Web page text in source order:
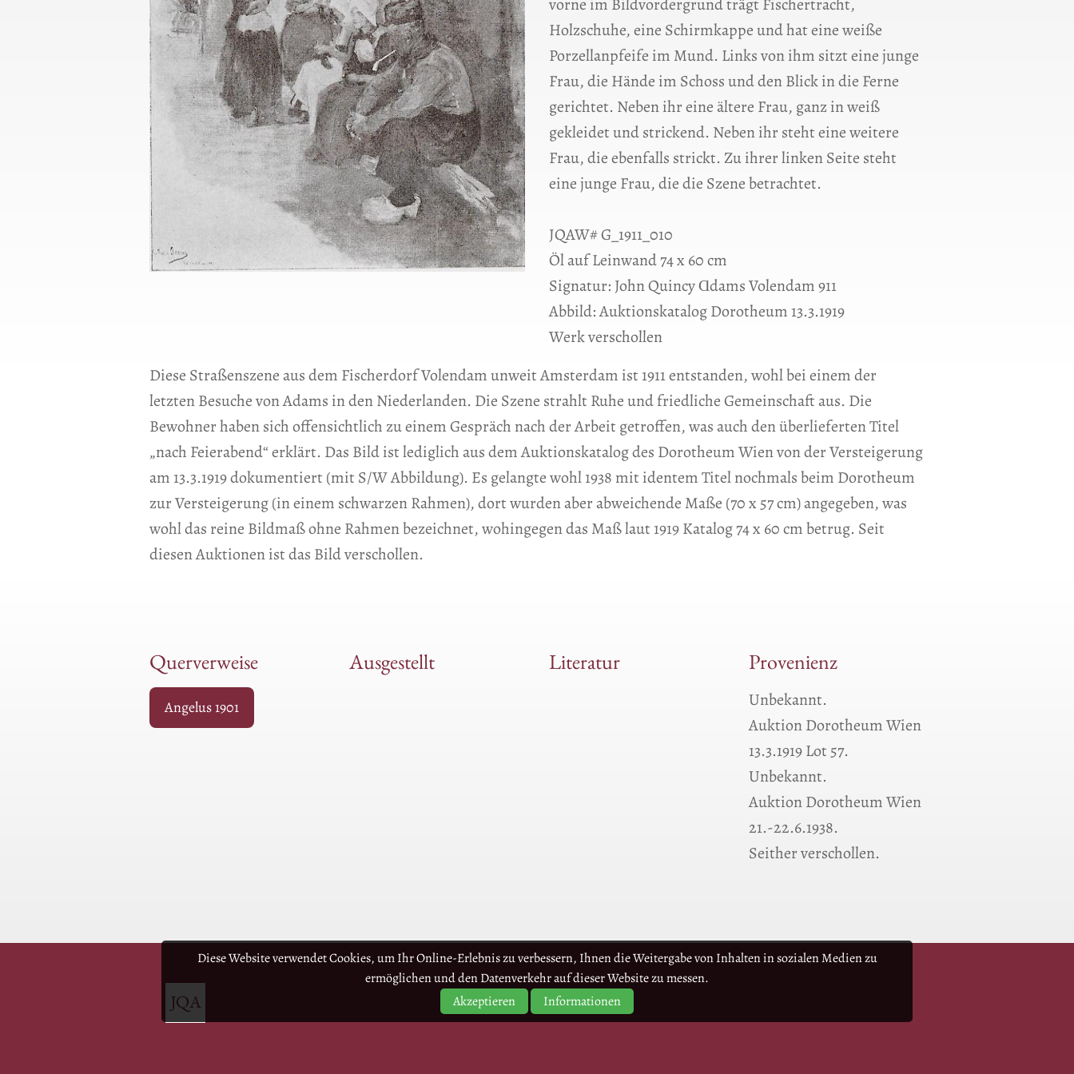
Diese Website verwendet Cookies, um Ihr Online-Erlebnis zu verbessern, Ihnen die Weitergabe von Inhalten in sozialen Medien zu
ermöglichen und den Datenverkehr auf dieser Website zu messen.
Akzeptieren
Informationen
vorne im Bildvordergrund trägt Fischertracht,
Holzschuhe, eine Schirmkappe und hat eine weiße
Porzellanpfeife im Mund. Links von ihm sitzt eine junge
Frau, die Hände im Schoss und den Blick in die Ferne
gerichtet. Neben ihr eine ältere Frau, ganz in weiß
gekleidet und strickend. Neben ihr steht eine weitere
Frau, die ebenfalls strickt. Zu ihrer linken Seite steht
eine junge Frau, die die Szene betrachtet.
JQAW# G_1911_010
Öl auf Leinwand 74 x 60 cm
Signatur: John Quincy Ɑdams Volendam 911
Abbild: Auktionskatalog Dorotheum 13.3.1919
Werk verschollen
Diese Straßenszene aus dem Fischerdorf Volendam unweit Amsterdam ist 1911 entstanden, wohl bei einem der
letzten Besuche von Adams in den Niederlanden. Die Szene strahlt Ruhe und friedliche Gemeinschaft aus. Die
Bewohner haben sich offensichtlich zu einem Gespräch nach der Arbeit getroffen, was auch den überlieferten Titel
„nach Feierabend“ erklärt. Das Bild ist lediglich aus dem Auktionskatalog des Dorotheum Wien von der Versteigerung
am 13.3.1919 dokumentiert (mit S/W Abbildung). Es gelangte wohl 1938 mit identem Titel nochmals beim Dorotheum
zur Versteigerung (in einem schwarzen Rahmen), dort wurden aber abweichende Maße (70 x 57 cm) angegeben, was
wohl das reine Bildmaß ohne Rahmen bezeichnet, wohingegen das Maß laut 1919 Katalog 74 x 60 cm betrug. Seit
diesen Auktionen ist das Bild verschollen.
Querverweise
Angelus 1901
Ausgestellt Literatur Provenienz
Unbekannt.
Auktion Dorotheum Wien
13.3.1919 Lot 57.
Unbekannt.
Auktion Dorotheum Wien
21.-22.6.1938.
Seither verschollen.